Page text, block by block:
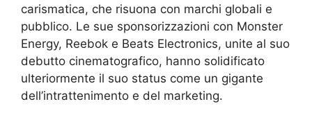
carismatica, che risuona con marchi globali e
pubblico. Le sue sponsorizzazioni con Monster
Energy, Reebok e Beats Electronics, unite al suo
debutto cinematografico, hanno solidificato
ulteriormente il suo status come un gigante
dell’intrattenimento e del marketing.